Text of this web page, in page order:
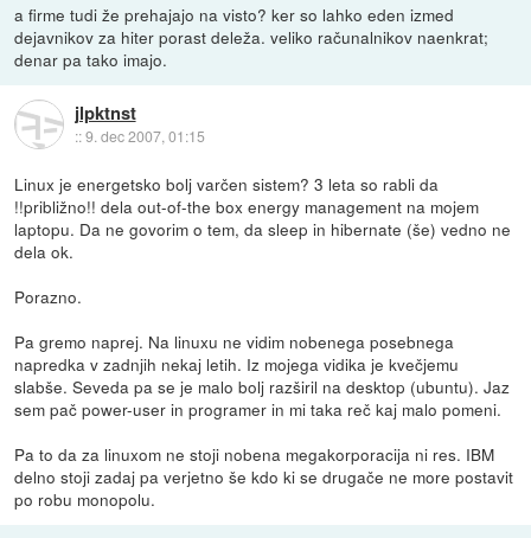
a firme tudi že prehajajo na visto? ker so lahko eden izmed
dejavnikov za hiter porast deleža. veliko računalnikov naenkrat;
denar pa tako imajo.
jlpktnst
::9. dec 2007, 01:15
Linux je energetsko bolj varčen sistem? 3 leta so rabli da
!!približno!! dela out-of-the box energy management na mojem
laptopu. Da ne govorim o tem, da sleep in hibernate (še) vedno ne
dela ok.
Porazno.
Pa gremo naprej. Na linuxu ne vidim nobenega posebnega
napredka v zadnjih nekaj letih. Iz mojega vidika je kvečjemu
slabše. Seveda pa se je malo bolj razširil na desktop (ubuntu). Jaz
sem pač power-user in programer in mi taka reč kaj malo pomeni.
Pa to da za linuxom ne stoji nobena megakorporacija ni res. IBM
delno stoji zadaj pa verjetno še kdo ki se drugače ne more postavit
po robu monopolu.